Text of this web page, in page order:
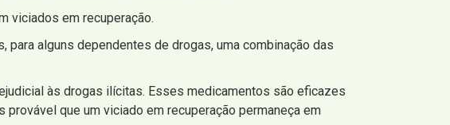
viciados em recuperação.
alguns dependentes de drogas, uma combinação das
às drogas ilícitas. Esses medicamentos são eficazes
que um viciado em recuperação permaneça em